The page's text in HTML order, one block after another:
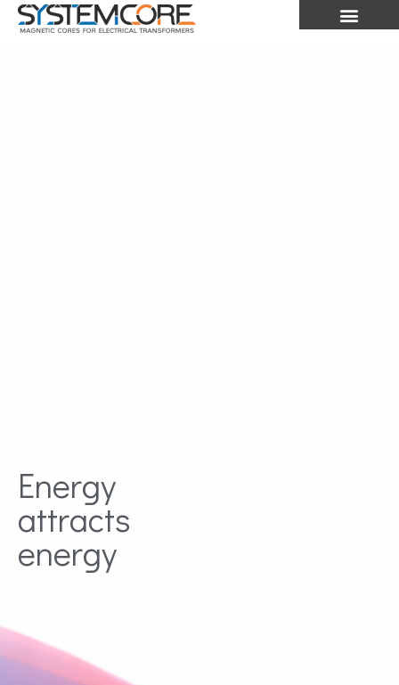
Energy
attracts
energy